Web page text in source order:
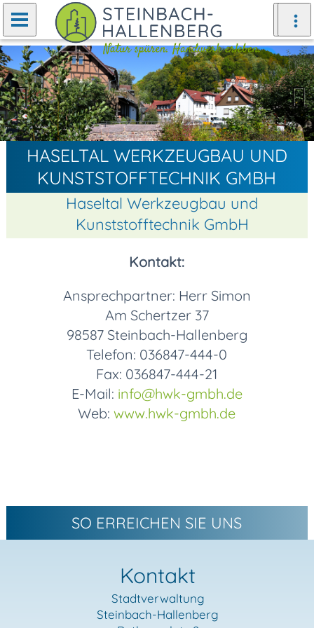
Zurück Weiter
HASELTAL WERKZEUGBAU UND
KUNSTSTOFFTECHNIK GMBH
Haseltal Werkzeugbau und
Kunststofftechnik GmbH
Kontakt:
Ansprechpartner: Herr Simon
Am Schertzer 37
98587 Steinbach-Hallenberg
Telefon: 036847-444-0
Fax: 036847-444-21
E-Mail: info@hwk-gmbh.de
Web:www.hwk-gmbh.de
SO ERREICHEN SIE UNS
Kontakt
Stadtverwaltung
Steinbach-Hallenberg